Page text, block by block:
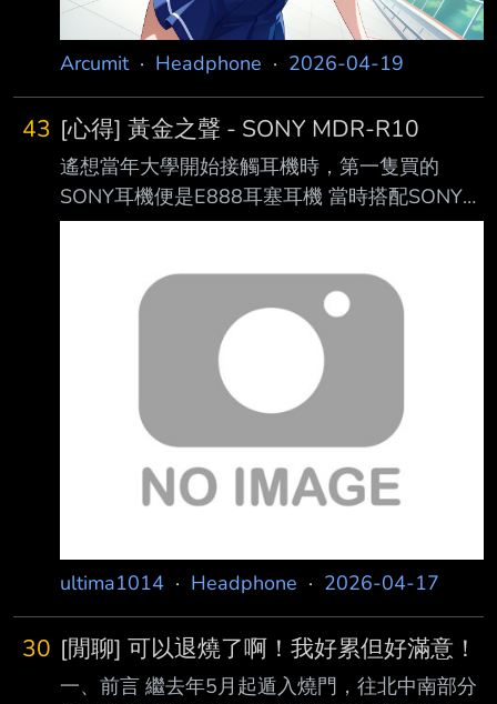
Arcumit· Headphone · 2026-04-19
43 [心得] 黃金之聲 - SONY MDR-R10
遙想當年大學開始接觸耳機時，第一隻買的
SONY耳機便是E888耳塞耳機 當時搭配SONY隨
身聽E507，一整個覺得很時髦很發燒了 殊不知
兩隻耳罩耳機 一隻當時覺得外型很科技感、聲
音很亮很解析（後來知道原來是SA5000） 另一
隻外觀覺得很質樸，但當時尚且木耳的我一聽就
被這”黃金之聲”震撼不已 後來才得知這隻耳機即
是1989 年誕生的 MDR-R10 是技術力巔峰年代
的 SONY 幾乎不計成本打造的夢幻旗艦 手工配
對單體、日本櫸木腔體、bio-cellulose
ultima1014 · Headphone · 2026-04-17
30 [閒聊] 可以退燒了啊！我好累但好滿意！
一、前言 繼去年5月起遁入燒門，往北中南部分